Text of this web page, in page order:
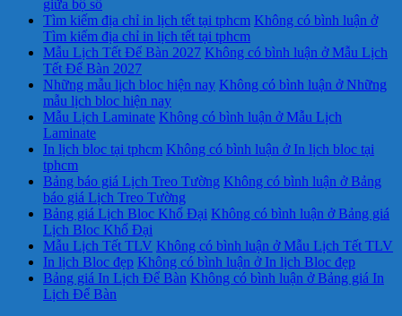
giữa bộ số
Tìm kiếm địa chỉ in lịch tết tại tphcm Không có bình luận ở
Tìm kiếm địa chỉ in lịch tết tại tphcm
Mẫu Lịch Tết Để Bàn 2027 Không có bình luận ở Mẫu Lịch
Tết Để Bàn 2027
Những mẫu lịch bloc hiện nay Không có bình luận ở Những
mẫu lịch bloc hiện nay
Mẫu Lịch Laminate Không có bình luận ở Mẫu Lịch
Laminate
In lịch bloc tại tphcm Không có bình luận ở In lịch bloc tại
tphcm
Bảng báo giá Lịch Treo Tường Không có bình luận ở Bảng
báo giá Lịch Treo Tường
Bảng giá Lịch Bloc Khổ Đại Không có bình luận ở Bảng giá
Lịch Bloc Khổ Đại
Mẫu Lịch Tết TLV Không có bình luận ở Mẫu Lịch Tết TLV
In lịch Bloc đẹp Không có bình luận ở In lịch Bloc đẹp
Bảng giá In Lịch Để Bàn Không có bình luận ở Bảng giá In
Lịch Để Bàn